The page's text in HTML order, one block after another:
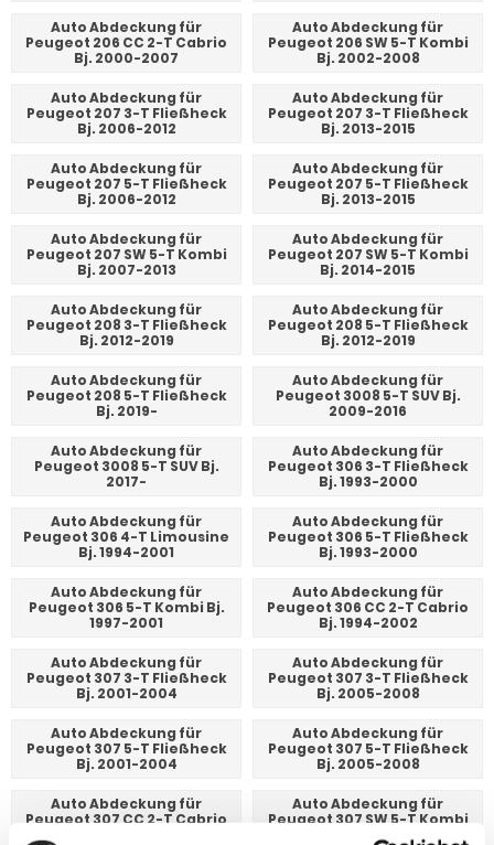
Auto Abdeckung für
Peugeot 206 CC 2-T Cabrio
Bj. 2000-2007
Auto Abdeckung für
Peugeot 206 SW 5-T Kombi
Bj. 2002-2008
Auto Abdeckung für
Peugeot 207 3-T Fließheck
Bj. 2006-2012
Auto Abdeckung für
Peugeot 207 3-T Fließheck
Bj. 2013-2015
Auto Abdeckung für
Peugeot 207 5-T Fließheck
Bj. 2006-2012
Auto Abdeckung für
Peugeot 207 5-T Fließheck
Bj. 2013-2015
Auto Abdeckung für
Peugeot 207 SW 5-T Kombi
Bj. 2007-2013
Auto Abdeckung für
Peugeot 207 SW 5-T Kombi
Bj. 2014-2015
Auto Abdeckung für
Peugeot 208 3-T Fließheck
Bj. 2012-2019
Auto Abdeckung für
Peugeot 208 5-T Fließheck
Bj. 2012-2019
Auto Abdeckung für
Peugeot 208 5-T Fließheck
Bj. 2019-
Auto Abdeckung für
Peugeot 3008 5-T SUV Bj.
2009-2016
Auto Abdeckung für
Peugeot 3008 5-T SUV Bj.
2017-
Auto Abdeckung für
Peugeot 306 3-T Fließheck
Bj. 1993-2000
Auto Abdeckung für
Peugeot 306 4-T Limousine
Bj. 1994-2001
Auto Abdeckung für
Peugeot 306 5-T Fließheck
Bj. 1993-2000
Auto Abdeckung für
Peugeot 306 5-T Kombi Bj.
1997-2001
Auto Abdeckung für
Peugeot 306 CC 2-T Cabrio
Bj. 1994-2002
Auto Abdeckung für
Peugeot 307 3-T Fließheck
Bj. 2001-2004
Auto Abdeckung für
Peugeot 307 3-T Fließheck
Bj. 2005-2008
Auto Abdeckung für
Peugeot 307 5-T Fließheck
Bj. 2001-2004
Auto Abdeckung für
Peugeot 307 5-T Fließheck
Bj. 2005-2008
Auto Abdeckung für
Peugeot 307 CC 2-T Cabrio
Auto Abdeckung für
Peugeot 307 SW 5-T Kombi
Bj. 2002-2004